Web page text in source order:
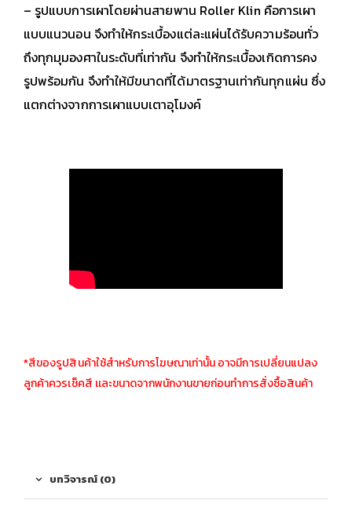
– รูปแบบการเผาโดยผ่านสายพาน Roller Klin คือการเผา
แบบแนวนอน จึงทำให้กระเบื้องแต่ละแผ่นได้รับความร้อนทั่ว
ถึงทุกมุมองศาในระดับที่เท่ากัน จึงทำให้กระเบื้องเกิดการคง
รูปพร้อมกัน จึงทำให้มีขนาดที่ได้มาตรฐานเท่ากันทุกแผ่น ซึ่ง
แตกต่างจากการเผาแบบเตาอุโมงค์
*สีของรูปสินค้าใช้สำหรับการโฆษณาเท่านั้น อาจมีการเปลี่ยนแปลง
ลูกค้าควรเช็คสี เเละขนาดจากพนักงานขายก่อนทำการสั่งซื้อสินค้า
บทวิจารณ์ (0)